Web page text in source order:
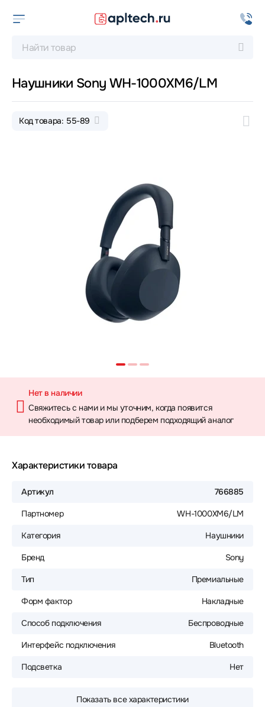
Наушники Sony WH-1000XM6/LM
Код товара: 55-89
Нет в наличии
Свяжитесь с нами и мы уточним, когда появится
необходимый товар или подберем подходящий аналог
Характеристики товара
Артикул 766885
Партномер WH-1000XM6/LM
Категория Наушники
Бренд Sony
Тип Премиальные
Форм фактор Накладные
Способ подключения Беспроводные
Интерфейс подключения Bluetooth
Подсветка Нет
Показать все характеристики